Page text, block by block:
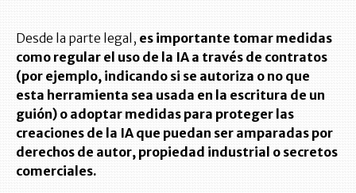
Desde la parte legal, es importante tomar medidas
como regular el uso de la IA a través de contratos
(por ejemplo, indicando si se autoriza o no que
esta herramienta sea usada en la escritura de un
guión) o adoptar medidas para proteger las
creaciones de la IA que puedan ser amparadas por
derechos de autor, propiedad industrial o secretos
comerciales.